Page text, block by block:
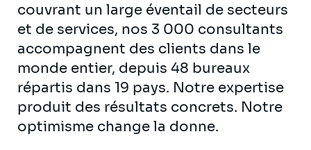
couvrant un large éventail de secteurs
et de services, nos 3 000 consultants
accompagnent des clients dans le
monde entier, depuis 48 bureaux
répartis dans 19 pays. Notre expertise
produit des résultats concrets. Notre
optimisme change la donne.